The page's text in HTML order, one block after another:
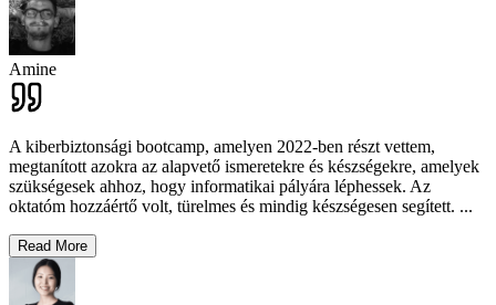
Amine
A kiberbiztonsági bootcamp, amelyen 2022-ben részt vettem,
megtanított azokra az alapvető ismeretekre és készségekre, amelyek
szükségesek ahhoz, hogy informatikai pályára léphessek. Az
oktatóm hozzáértő volt, türelmes és mindig készségesen segített. ...
Read More